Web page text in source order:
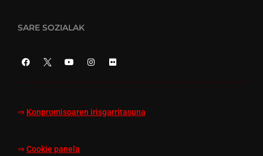
SARE SOZIALAK
⇒ Konpromisoaren irisgarritasuna
⇒ Cookie panela